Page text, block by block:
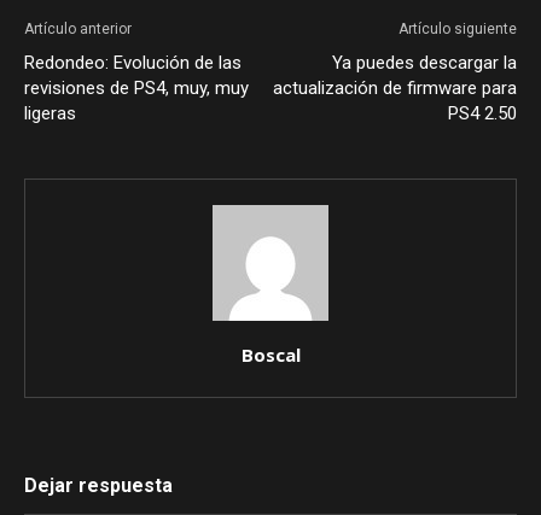
Artículo anterior
Redondeo: Evolución de las
revisiones de PS4, muy, muy
ligeras
Artículo siguiente
Ya puedes descargar la
actualización de firmware para
PS4 2.50
Boscal
Dejar respuesta